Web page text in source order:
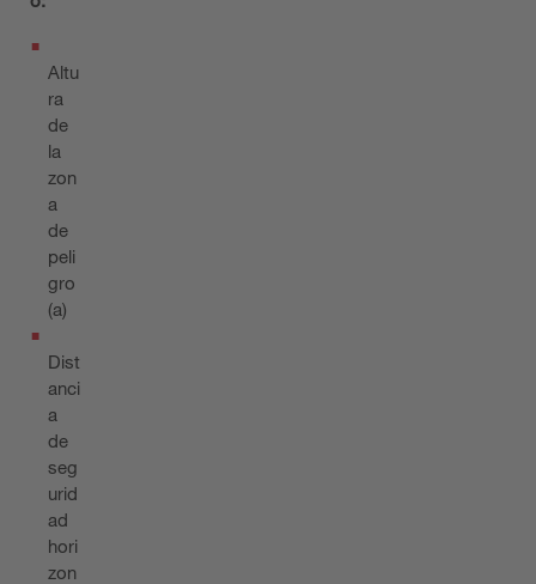
Altu
ra
de
la
zon
a
de
peli
gro
(a)
Dist
anci
a
de
seg
urid
ad
hori
zon